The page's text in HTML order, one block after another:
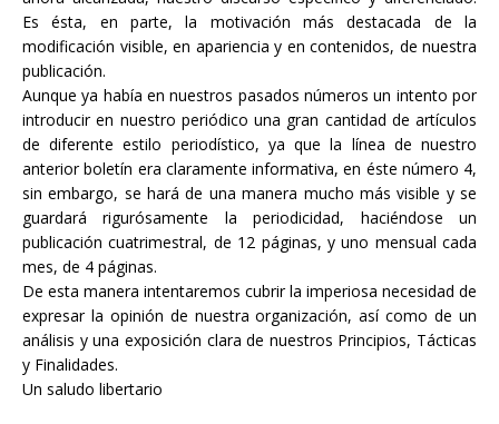
Es ésta, en parte, la motivación más destacada de la
modificación visible, en apariencia y en contenidos, de nuestra
publicación.
Aunque ya había en nuestros pasados números un intento por
introducir en nuestro periódico una gran cantidad de artículos
de diferente estilo periodístico, ya que la línea de nuestro
anterior boletín era claramente informativa, en éste número 4,
sin embargo, se hará de una manera mucho más visible y se
guardará rigurósamente la periodicidad, haciéndose un
publicación cuatrimestral, de 12 páginas, y uno mensual cada
mes, de 4 páginas.
De esta manera intentaremos cubrir la imperiosa necesidad de
expresar la opinión de nuestra organización, así como de un
análisis y una exposición clara de nuestros Principios, Tácticas
y Finalidades.
Un saludo libertario